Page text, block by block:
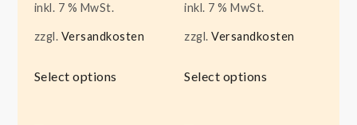
inkl. 7 % MwSt.
zzgl. Versandkosten
Select options
inkl. 7 % MwSt.
zzgl.Versandkosten
Select options